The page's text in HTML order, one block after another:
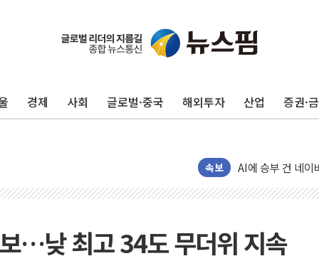
경제 사회 글로벌·중국 해외투자 산업 증권·
속보
"최대 2시간 앞서
창호 교체하다
장동혁 "규제와
AI에 승부 건 네
日, 4~6월 105조
경찰, '300억대
장동혁 "집값 올
…낮 최고 34도 무더위 지속